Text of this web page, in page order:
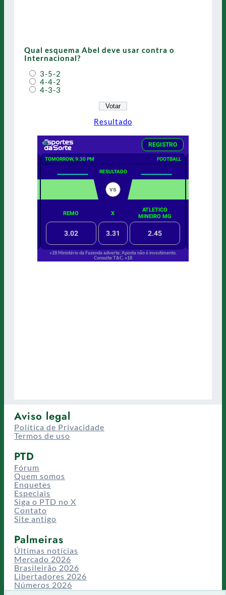
Qual esquema Abel deve usar contra o
Internacional?
3-5-2
4-4-2
4-3-3
Resultado
Aviso legal
Política de Privacidade
Termos de uso
PTD
Fórum
Quem somos
Enquetes
Especiais
Siga o PTD no X
Contato
Site antigo
Palmeiras
Últimas notícias
Mercado 2026
Brasileirão 2026
Libertadores 2026
Números 2026